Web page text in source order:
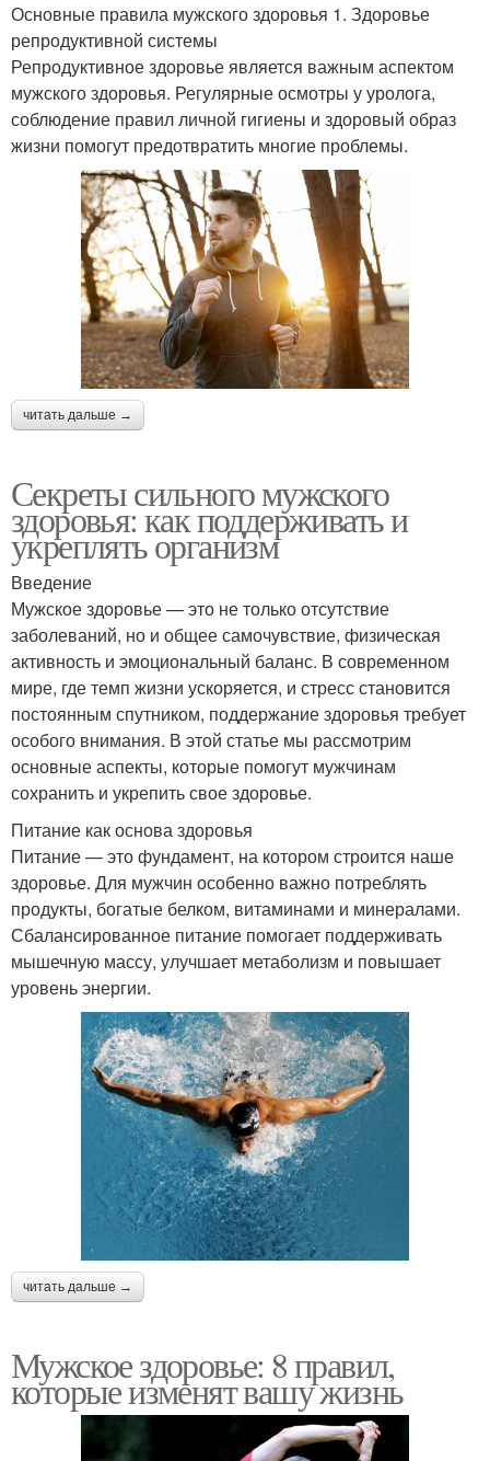
Основные правила мужского здоровья 1. Здоровье
репродуктивной системы
Репродуктивное здоровье является важным аспектом
мужского здоровья. Регулярные осмотры у уролога,
соблюдение правил личной гигиены и здоровый образ
жизни помогут предотвратить многие проблемы.
читать дальше →
Секреты сильного мужского
здоровья: как поддерживать и
укреплять организм
Введение
Мужское здоровье — это не только отсутствие
заболеваний, но и общее самочувствие, физическая
активность и эмоциональный баланс. В современном
мире, где темп жизни ускоряется, и стресс становится
постоянным спутником, поддержание здоровья требует
особого внимания. В этой статье мы рассмотрим
основные аспекты, которые помогут мужчинам
сохранить и укрепить свое здоровье.
Питание как основа здоровья
Питание — это фундамент, на котором строится наше
здоровье. Для мужчин особенно важно потреблять
продукты, богатые белком, витаминами и минералами.
Сбалансированное питание помогает поддерживать
мышечную массу, улучшает метаболизм и повышает
уровень энергии.
читать дальше →
Мужское здоровье: 8 правил,
которые изменят вашу жизнь